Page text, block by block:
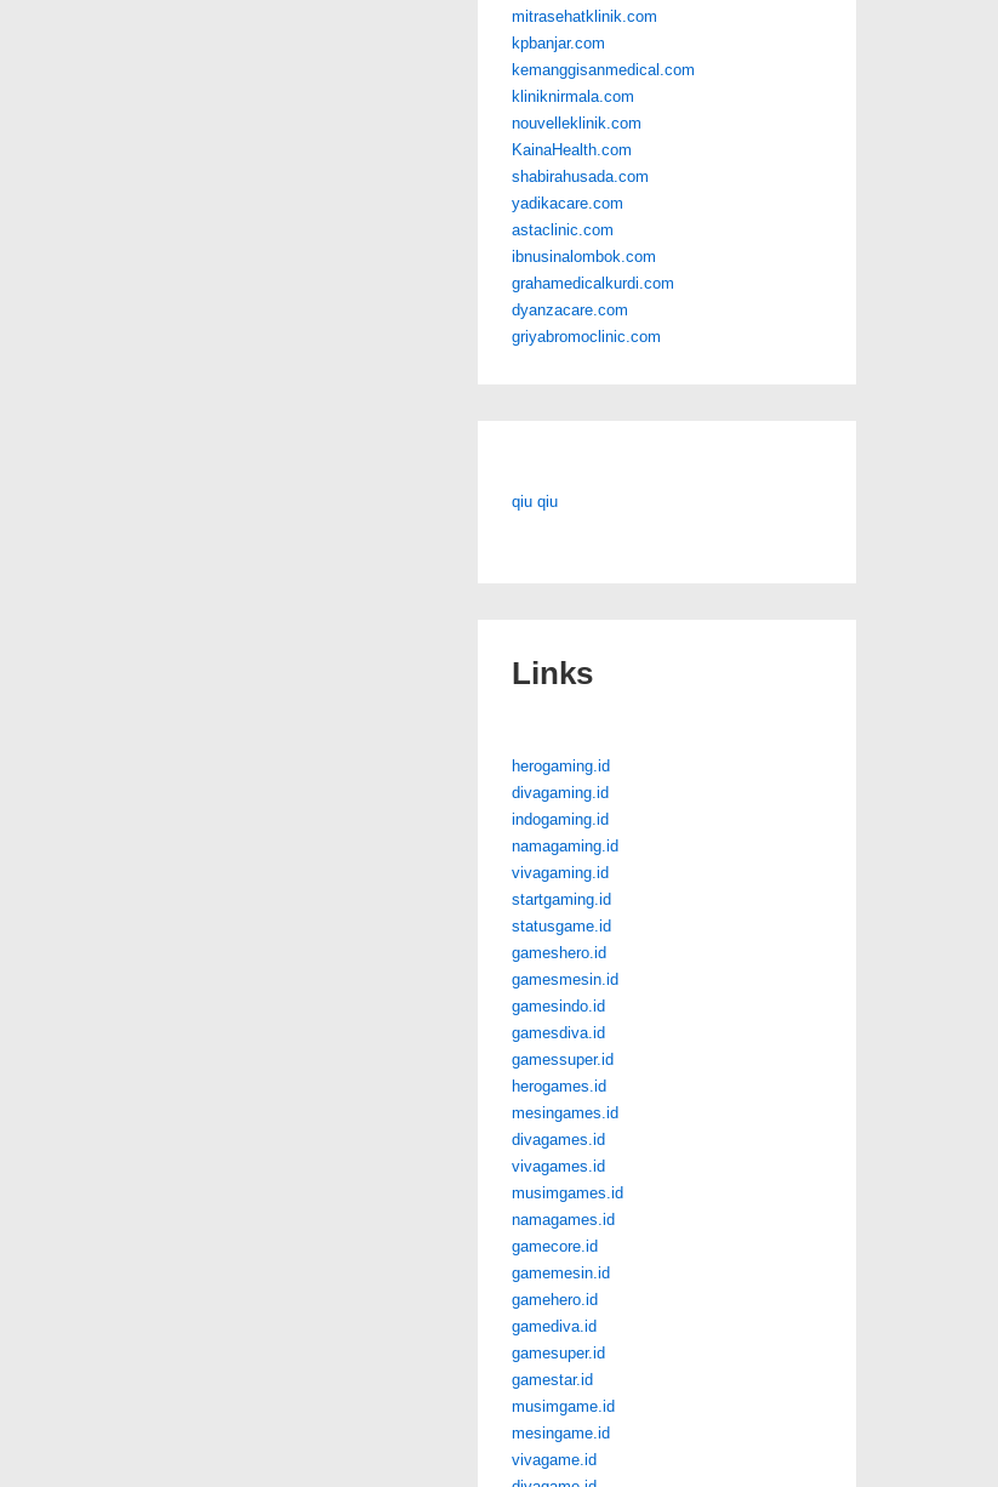
mitrasehatklinik.com
kpbanjar.com
kemanggisanmedical.com
kliniknirmala.com
nouvelleklinik.com
KainaHealth.com
shabirahusada.com
yadikacare.com
astaclinic.com
ibnusinalombok.com
grahamedicalkurdi.com
dyanzacare.com
griyabromoclinic.com
qiu qiu
Links
herogaming.id
divagaming.id
indogaming.id
namagaming.id
vivagaming.id
startgaming.id
statusgame.id
gameshero.id
gamesmesin.id
gamesindo.id
gamesdiva.id
gamessuper.id
herogames.id
mesingames.id
divagames.id
vivagames.id
musimgames.id
namagames.id
gamecore.id
gamemesin.id
gamehero.id
gamediva.id
gamesuper.id
gamestar.id
musimgame.id
mesingame.id
vivagame.id